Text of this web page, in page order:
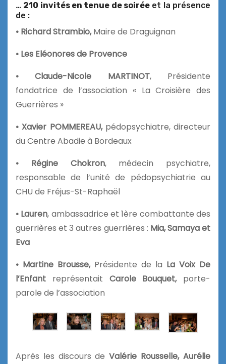
… 210 invités en tenue de soirée et la présence
de :
• Richard Strambio,Maire de Draguignan
• Les Eléonores de Provence
• Claude-Nicole MARTINOT, Présidente
fondatrice de l’association « La Croisière des
Guerrières »
• Xavier POMMEREAU, pédopsychiatre, directeur
du Centre Abadie à Bordeaux
• Régine Chokron, médecin psychiatre,
responsable de l’unité de pédopsychiatrie au
CHU de Fréjus-St-Raphaël
• Lauren, ambassadrice et 1ère combattante des
guerrières et 3 autres guerrières : Mia, Samaya et
Eva
• Martine Brousse,Présidente de la La Voix De
l’Enfant représentait Carole Bouquet, porte-
parole de l’association
Après les discours deValérie Rousselle, Aurélie